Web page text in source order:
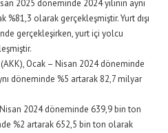
2025 döneminde 2024 yılının aynı
olarak gerçekleşmiştir. Yurt dışı
gerçekleşirken, yurt içi yolcu
Ocak – Nisan 2024 döneminde
döneminde %5 artarak 82,7 milyar
2024 döneminde 639,9 bin ton
%2 artarak 652,5 bin ton olarak